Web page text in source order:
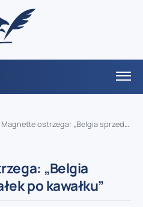
ostrzega: „Belgia sprzedawana kawałek po kawałku”
„Belgia
po kawałku”